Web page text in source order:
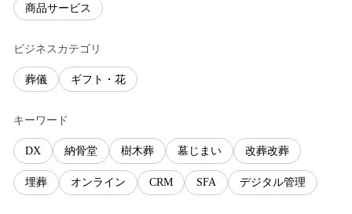
商品サービス
ビジネスカテゴリ
葬儀 ギフト・花
キーワード
DX 納骨堂 樹木葬 墓じまい 改葬改葬
埋葬 オンライン CRM SFA デジタル管理